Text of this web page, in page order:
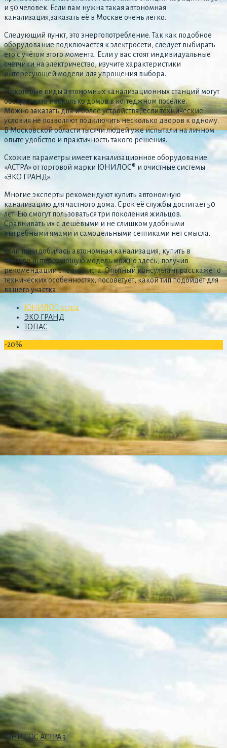
и 50 человек. Если вам нужна такая автономная
канализация,заказать её в Москве очень легко.
Следующий пункт, это энергопотребление. Так как подобное
оборудование подключается к электросети, следует выбирать
его с учётом этого момента. Если у вас стоят индивидуальные
счётчики на электричество, изучите характеристики
интересующей модели для упрощения выбора.
Некоторые виды автономных канализационных станций могут
обслуживать несколько домов в коттеджном посёлке.
Можно заказать два и более устройства, если технические
условия не позволяют подключить несколько дворов к одному.
В Московской области тысячи людей уже испытали на личном
опыте удобство и практичность такого решения.
Схожие параметры имеет канализационное оборудование
«АСТРА» от торговой марки ЮНИЛОС® и очистные системы
«ЭКО ГРАНД».
Многие эксперты рекомендуют купить автономную
канализацию для частного дома. Срок её службы достигает 50
лет. Ею смогут пользоваться три поколения жильцов.
Сравнивать их с дешёвыми и не слишком удобными
выгребными ямами и самодельными септиками нет смысла.
Если понадобилась автономная канализация, купить в
Москве интересующую модель можно здесь, получив
рекомендации специалиста. Опытный консультант расскажет о
технических особенностях, посоветует, какой тип подойдёт для
вашего участка.
ЮНИЛОС астра
ЭКО ГРАНД
ТОПАС
-20%
ЮНИЛОС АСТРА 3